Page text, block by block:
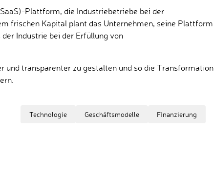
Plattform, die Industriebetriebe bei der
frischen Kapital plant das Unternehmen, seine Plattform
Industrie bei der Erfüllung von
und transparenter zu gestalten und so die Transformation
Finanzierung
Geschäftsmodelle
Technologie